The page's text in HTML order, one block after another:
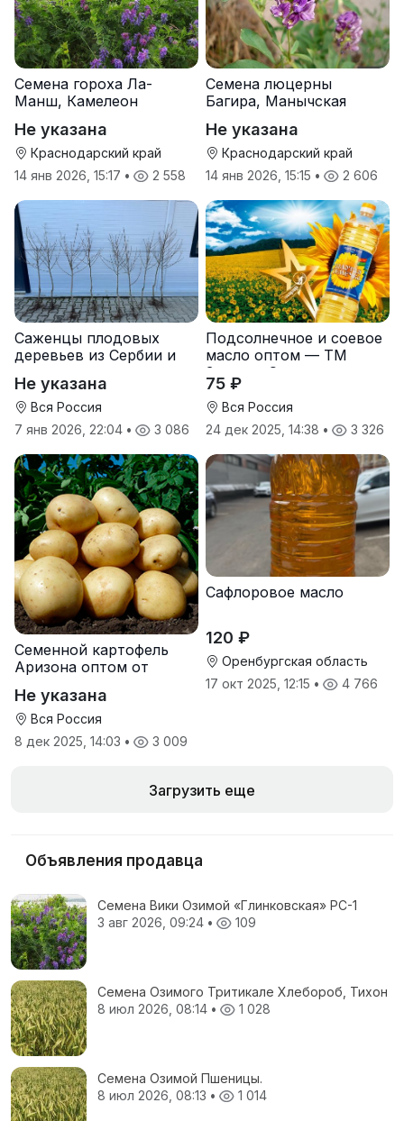
Семена гороха Ла-
Манш, Камелеон
Не указана
Краснодарский край
14 янв 2026, 15:17 • 2 558
Семена люцерны
Багира, Манычская
Не указана
Краснодарский край
14 янв 2026, 15:15 • 2 606
Саженцы плодовых
деревьев из Сербии и
Не указана
Вся Россия
7 янв 2026, 22:04 • 3 086
Подсолнечное и соевое
масло оптом — ТМ
Золотая Семечка
75 ₽
Вся Россия
24 дек 2025, 14:38 • 3 326
Семенной картофель
Аризона оптом от
Не указана
Вся Россия
8 дек 2025, 14:03 • 3 009
Сафлоровое масло
120 ₽
Оренбургская область
17 окт 2025, 12:15 • 4 766
Загрузить еще
Объявления продавца
Семена Вики Озимой «Глинковская» РС-1
3 авг 2026, 09:24 • 109
Семена Озимого Тритикале Хлебороб, Тихон
8 июл 2026, 08:14 • 1 028
Семена Озимой Пшеницы.
8 июл 2026, 08:13 • 1 014